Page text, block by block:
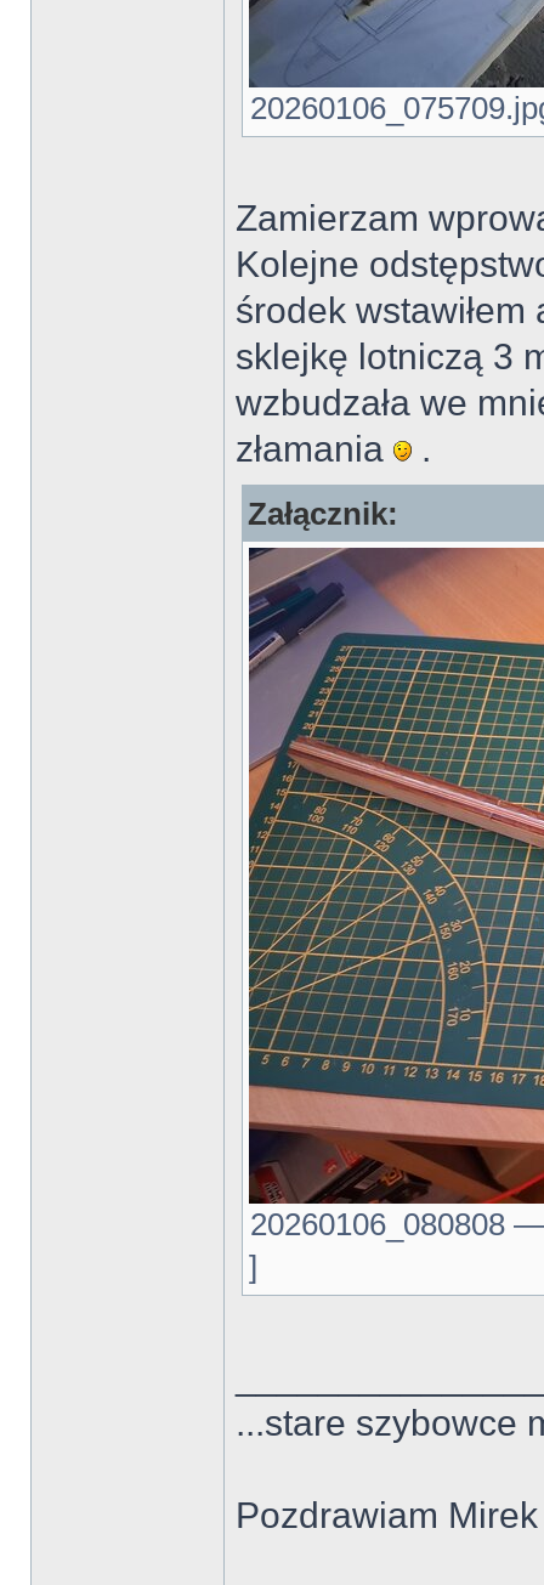
Zamierzam
Kolejne
środek
sklejkę lotniczą 3
wzbudzała we
złamania
.
Załącznik:
20260106_080808
]
...stare szybowce
Pozdrawiam Mirek